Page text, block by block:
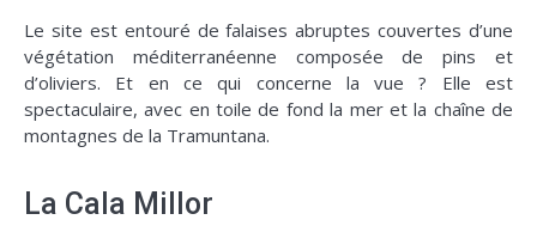
Le site est entouré de falaises abruptes couvertes d’une
végétation méditerranéenne composée de pins et
d’oliviers. Et en ce qui concerne la vue ? Elle est
spectaculaire, avec en toile de fond la mer et la chaîne de
montagnes de la Tramuntana.
La Cala Millor